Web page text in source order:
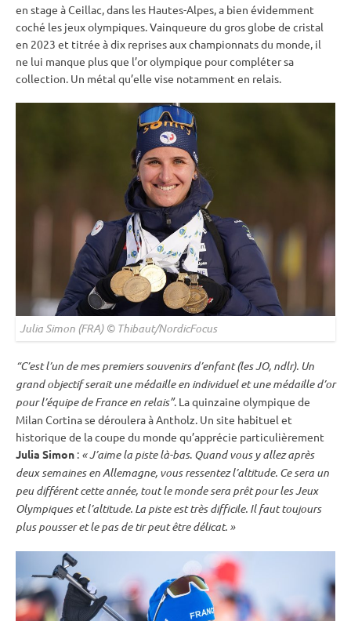
en stage à Ceillac, dans les Hautes-Alpes, a bien évidemment
coché les jeux olympiques. Vainqueure du grosglobe de cristal
en 2023 et titrée à dix reprises auxchampionnats du monde, il
ne lui manque plus que l’or olympique pour compléter sa
collection. Un métal qu’elle vise notamment en relais.
Julia Simon (FRA) © Thibaut/NordicFocus
“C’est l’un de mes premiers souvenirs d’enfant (les JO, ndlr). Un
grand objectif serait une médaille en individuelet une médaille d’or
pour l’équipe de France en relais”. La quinzaine olympique de
Milan Cortina se déroulera à Antholz. Un site habituel et
historique de lacoupe du monde qu’apprécie particulièrement
Julia Simon : « J’aime la pistelà-bas. Quand vous y allez après
deux semaines en Allemagne, vous ressentez l’altitude. Ce sera un
peu différent cette année, tout le monde sera prêt pour lesJeux
Olympiqueset l’altitude. La pisteest très difficile. Il faut toujours
plus pousser et lepas de tirpeut être délicat. »